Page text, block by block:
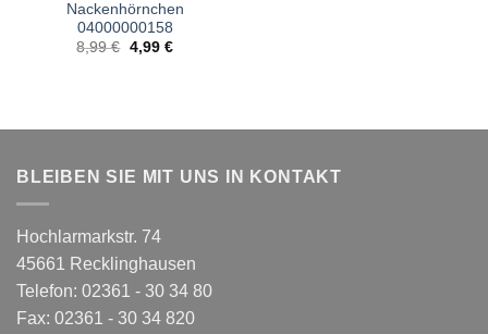
Nackenhörnchen
04000000158
8,99€ Ursprünglicher
4,99 €Aktueller
BLEIBEN SIE MIT UNS IN KONTAKT
Hochlarmarkstr. 74
45661 Recklinghausen
Telefon: 02361 - 30 34 80
Fax: 02361 - 30 34 820